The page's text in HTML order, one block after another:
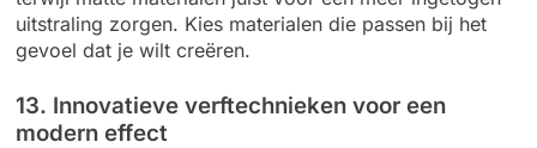
uitstraling zorgen. Kies materialen die passen bij het
gevoel dat je wilt creëren.
13. Innovatieve verftechnieken voor een
modern effect